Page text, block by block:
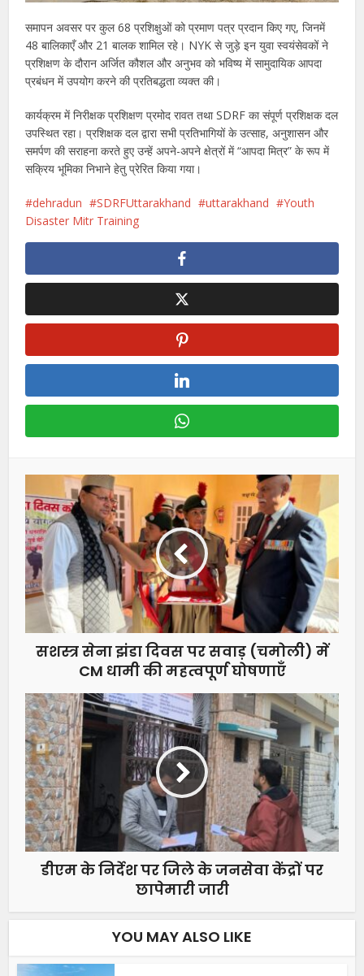
समापन अवसर पर कुल 68 प्रशिक्षुओं को प्रमाण पत्र प्रदान किए गए, जिनमें
48 बालिकाएँ और 21 बालक शामिल रहे। NYK से जुड़े इन युवा स्वयंसेवकों ने
प्रशिक्षण के दौरान अर्जित कौशल और अनुभव को भविष्य में सामुदायिक आपदा
प्रबंधन में उपयोग करने की प्रतिबद्धता व्यक्त की।
कार्यक्रम में निरीक्षक प्रशिक्षण प्रमोद रावत तथा SDRF का संपूर्ण प्रशिक्षक दल
उपस्थित रहा। प्रशिक्षक दल द्वारा सभी प्रतिभागियों के उत्साह, अनुशासन और
समर्पण की सराहना करते हुए उन्हें अपने-अपने क्षेत्रों में “आपदा मित्र” के रूप में
सक्रिय भूमिका निभाने हेतु प्रेरित किया गया।
dehradun SDRFUttarakhand uttarakhand
Youth
Disaster Mitr Training
सशस्त्र सेना झंडा दिवस पर सवाड़ (चमोली) में
CM धामी की महत्वपूर्ण घोषणाएँ
डीएम के निर्देश पर जिले के जनसेवा केंद्रों पर
छापेमारी जारी
YOU MAY ALSO LIKE